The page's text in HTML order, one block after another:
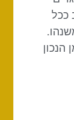
ככל
הנכון